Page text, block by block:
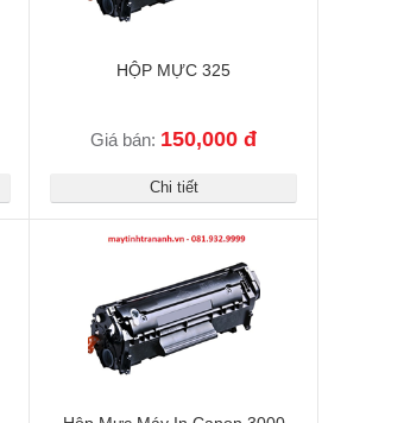
HỘP MỰC 325
Giá bán: 150,000 đ
Chi tiết